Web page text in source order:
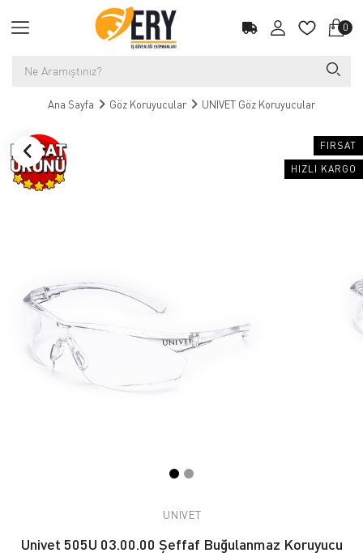
0
Ana Sayfa Göz Koruyucular UNIVET Göz Koruyucular
FIRSAT
HIZLI KARGO
UNIVET
Univet 505U 03.00.00 Şeffaf Buğulanmaz Koruyucu